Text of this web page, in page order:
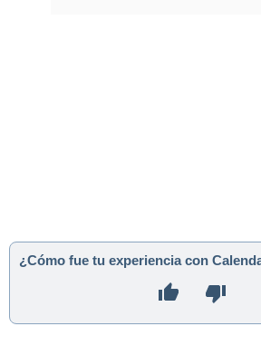
¿Cómo fue tu experiencia con